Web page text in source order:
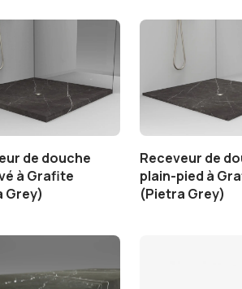
de douche
à Grafite
Grey)
Receveur de
plain-pied à
(Pietra Grey)